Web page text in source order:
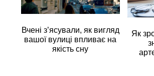
Вчені з’ясували, як вигляд
вашої вулиці впливає на
якість сну
Як